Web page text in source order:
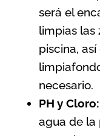
será el
limpias las
piscina,
necesario.
PH y Cloro:
agua de la